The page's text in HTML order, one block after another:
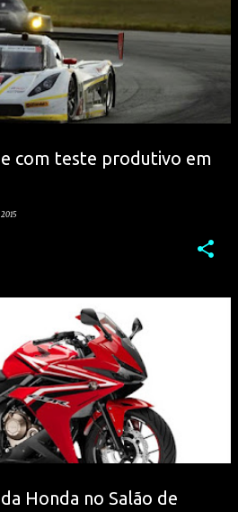
com teste produtivo em
Honda no Salão de